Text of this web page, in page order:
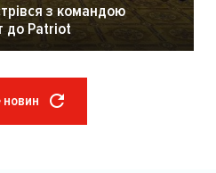
з командою
до Patriot
новин